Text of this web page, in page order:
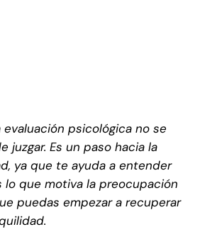
evaluación psicológica no se
juzgar. Es un paso hacia la
ya que te ayuda a entender
lo que motiva la preocupación
puedas empezar a recuperar